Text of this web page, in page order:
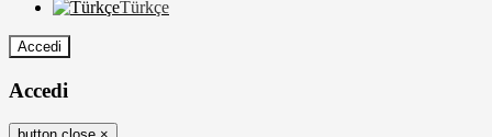
Türkçe
Accedi
Accedi